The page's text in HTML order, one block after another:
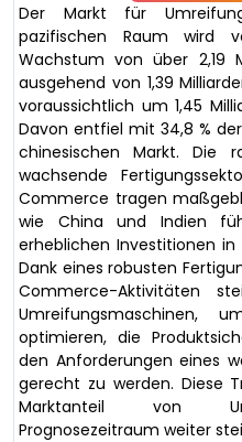
Der Markt für
pazifischen Raum wird
Wachstum von über 2,19
ausgehend von 1,39
voraussichtlich um 1,45
Davon entfiel mit 34,8 %
chinesischen Markt. Die
wachsende
Commerce tragen
wie China und Indien
erheblichen Investitionen
Dank eines robusten
Commerce-Aktivitäten
Umreifungsmaschinen,
optimieren, die
den Anforderungen eines
gerecht zu werden. Diese
Marktanteil von
Prognosezeitraum weiter